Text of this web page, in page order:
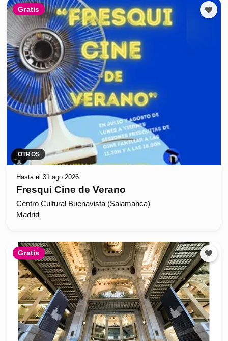
Gratis
OTROS
Hasta el 31 ago 2026
Fresqui Cine de Verano
Centro Cultural Buenavista (Salamanca)
Madrid
Gratis